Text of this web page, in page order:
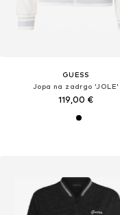
GUESS
Jopa na zadrgo 'JOLE'
119,00 €